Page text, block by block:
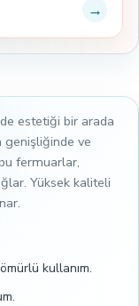
→
estetiği bir arada
genişliğinde ve
fermuarlar,
Yüksek kaliteli
kullanım.